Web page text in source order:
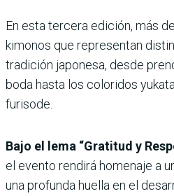
En esta tercera edición, más
kimonos que repre­sentan
tradición japonesa, desde
boda hasta los coloridos
furisode.
Bajo el lema “Gratitud y
el evento rendirá homenaje a
una profunda huella en el